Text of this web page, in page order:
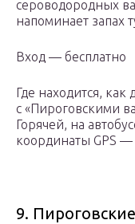
сероводородных
напоминает запах
Вход — бесплатно
Где находится, как
с «Пироговскими
Горячей, на
координаты GPS —
9.